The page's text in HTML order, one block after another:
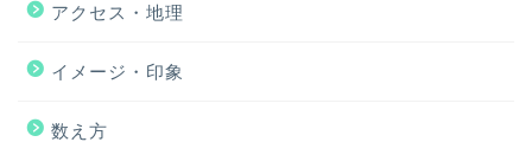
アクセス・地理
イメージ・印象
数え方